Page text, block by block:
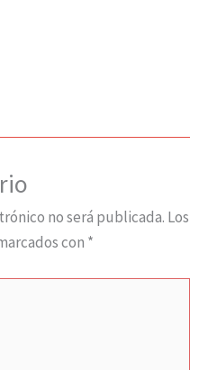
no será publicada. Los
con *